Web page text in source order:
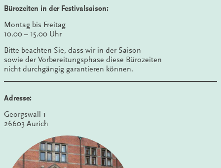
Bürozeiten in der Festivalsaison:
Montag bis Freitag
10.00 – 15.00 Uhr
Bitte beachten Sie, dass wir in der Saison
sowie der Vorbereitungsphase diese Bürozeiten
nicht durchgängig garantieren können.
Adresse:
Georgswall 1
26603 Aurich